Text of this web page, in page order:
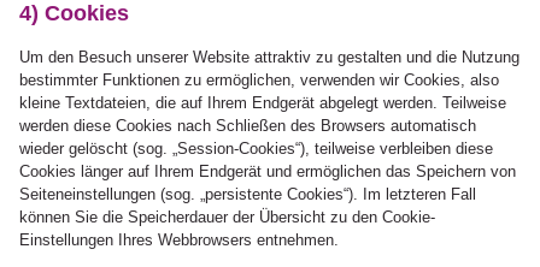
4) Cookies
Um den Besuch unserer Website attraktiv zu gestalten und die Nutzung
bestimmter Funktionen zu ermöglichen, verwenden wir Cookies, also
kleine Textdateien, die auf Ihrem Endgerät abgelegt werden. Teilweise
werden diese Cookies nach Schließen des Browsers automatisch
wieder gelöscht (sog. „Session-Cookies“), teilweise verbleiben diese
Cookies länger auf Ihrem Endgerät und ermöglichen das Speichern von
Seiteneinstellungen (sog. „persistente Cookies“). Im letzteren Fall
können Sie die Speicherdauer der Übersicht zu den Cookie-
Einstellungen Ihres Webbrowsers entnehmen.